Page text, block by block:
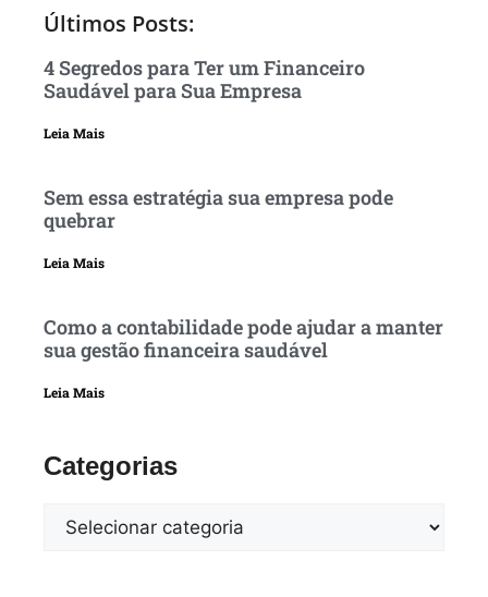
Últimos Posts:
4 Segredos para Ter um Financeiro
Saudável para Sua Empresa
Leia Mais
Sem essa estratégia sua empresa pode
quebrar
Leia Mais
Como a contabilidade pode ajudar a manter
sua gestão financeira saudável
Leia Mais
Categorias